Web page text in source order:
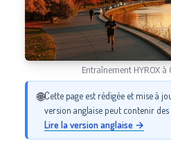
Entraînement HYROX
🌐Cette page est rédigée et mise à
version anglaise peut contenir
Lire la version anglaise →